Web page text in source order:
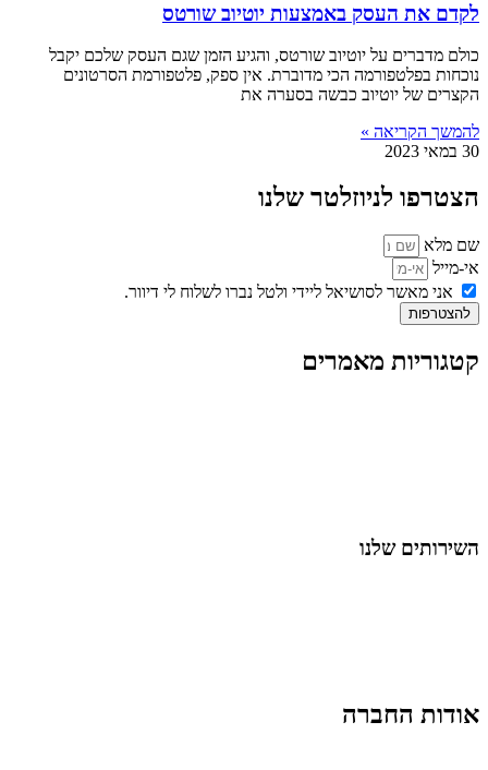
לקדם את העסק באמצעות יוטיוב שורטס
כולם מדברים על יוטיוב שורטס, והגיע הזמן שגם העסק שלכם יקבל
נוכחות בפלטפורמה הכי מדוברת. אין ספק, פלטפורמת הסרטונים
הקצרים של יוטיוב כבשה בסערה את
להמשך הקריאה »
30 במאי 2023
הצטרפו לניוזלטר שלנו
שם מלא
אי-מייל
אני מאשר לסושיאל ליידי ולטל נברו לשלוח לי דיוור.
להצטרפות
קטגוריות מאמרים
השירותים שלנו
אודות החברה